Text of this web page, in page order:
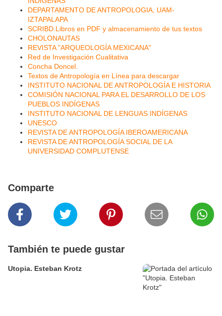
DEPARTAMENTO DE ANTROPOLOGIA, UAM-
IZTAPALAPA
SCRIBD.Libros en PDF y almacenamiento de tus textos
CHOLONAUTAS
REVISTA "ARQUEOLOGÍA MEXICANA"
Red de Investigación Cualitativa
Concha Doncel.
Textos de Antropología en Línea para descargar
INSTITUTO NACIONAL DE ANTROPOLOGÍA E HISTORIA
COMISIÓN NACIONAL PARA EL DESARROLLO DE LOS
PUEBLOS INDÍGENAS
INSTITUTO NACIONAL DE LENGUAS INDÍGENAS
UNESCO
REVISTA DE ANTROPOLOGÍA IBEROAMERICANA
REVISTA DE ANTROPOLOGÍA SOCIAL DE LA
UNIVERSIDAD COMPLUTENSE
Comparte
También te puede gustar
Utopia. Esteban Krotz